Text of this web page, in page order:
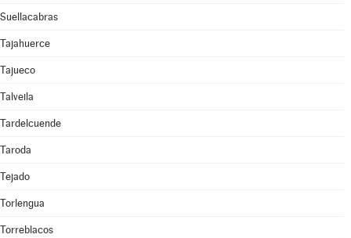
Suellacabras
Tajahuerce
Tajueco
Talveila
Tardelcuende
Taroda
Tejado
Torlengua
Torreblacos